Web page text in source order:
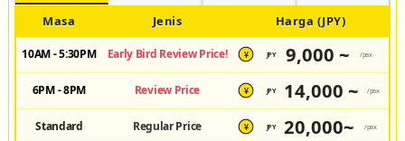
Masa Jenis Harga (JPY)
10AM - 5:30PM Early Bird Review Price! ¥ JPY 9,000 ~ /pax
6PM - 8PM Review Price ¥ JPY 14,000 ~ /pax
Standard Regular Price ¥ JPY 20,000~ /pax